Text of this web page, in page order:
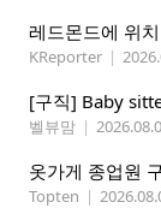
KReporter |
[구직] Baby
벨뷰맘 |
옷가게 종업원
Topten |